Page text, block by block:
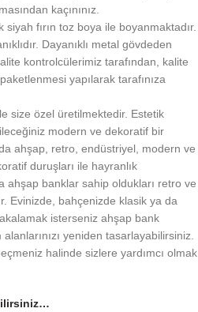
kaçınınız.
siyah fırın toz boya ile boyanmaktadır.
Dayanıklı metal gövdeden
kontrolcülerimiz tarafından, kalite
yapılarak tarafınıza
size özel üretilmektedir. Estetik
modern ve dekoratif bir
ahşap, retro, endüstriyel, modern ve
duruşları ile hayranlık
ahşap banklar sahip oldukları retro ve
Evinizde, bahçenizde klasik ya da
isterseniz ahşap bank
yeniden tasarlayabilirsiniz.
halinde sizlere yardımcı olmak